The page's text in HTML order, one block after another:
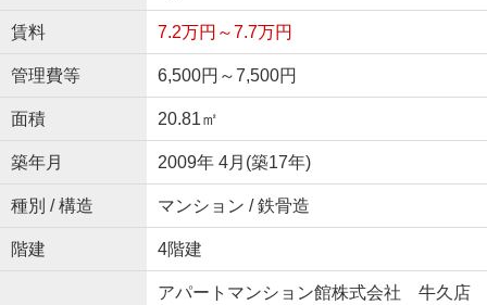
賃料 7.2万円～7.7万円
管理費等 6,500円～7,500円
面積 20.81㎡
築年月 2009年 4月(築17年)
種別 / 構造 マンション / 鉄骨造
階建 4階建
アパートマンション館株式会社 牛久店